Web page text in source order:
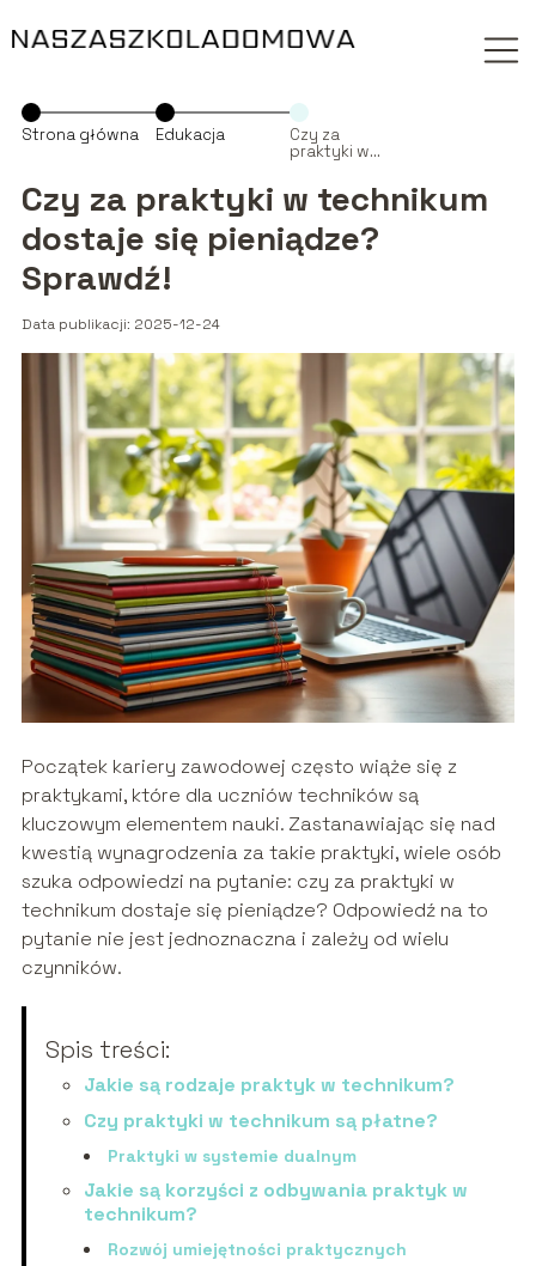
Strona główna Edukacja
Czy za
praktyki w
dostaje się
pieniądze?
Czy za praktyki w technikum
dostaje się pieniądze?
Sprawdź!
Data publikacji: 2025-12-24
Początek kariery zawodowej często wiąże się z
praktykami, które dla uczniów techników są
kluczowym elementem nauki. Zastanawiając się nad
kwestią wynagrodzenia za takie praktyki, wiele osób
szuka odpowiedzi na pytanie: czy za praktyki w
technikum dostaje się pieniądze? Odpowiedź na to
pytanie nie jest jednoznaczna i zależy od wielu
czynników.
Spis treści:
Jakie są rodzaje praktyk w technikum?
Czy praktyki w technikum są płatne?
Praktyki w systemie dualnym
Jakie są korzyści z odbywania praktyk w
technikum?
Rozwój umiejętności praktycznych